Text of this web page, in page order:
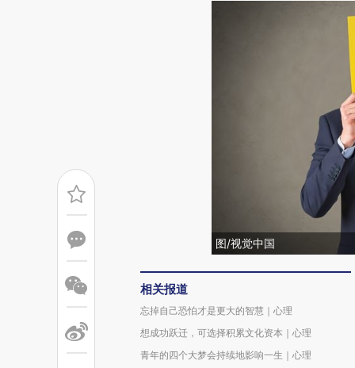
图/视觉中国
相关报道
忘掉自己恐怕才是更大的智慧｜心理
想成功跃迁，可选择积累文化资本｜心理
青年的四个大梦会持续地影响一生｜心理